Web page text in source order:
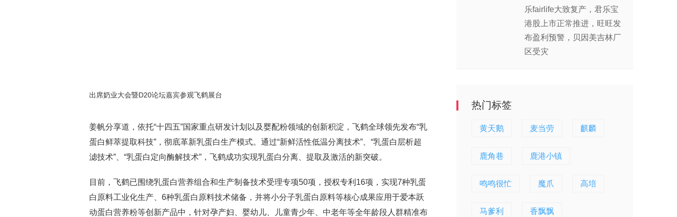
出席奶业大会暨D20论坛嘉宾参观飞鹤展台
姜帆分享道，依托“十四五”国家重点研发计划以及婴配粉领域的创新积淀，飞鹤全球领先发布“乳
蛋白鲜萃提取科技”，彻底革新乳蛋白生产模式。通过“新鲜活性低温分离技术”、“乳蛋白层析超
滤技术”、“乳蛋白定向酶解技术”，飞鹤成功实现乳蛋白分离、提取及激活的新突破。
目前，飞鹤已围绕乳蛋白营养组合和生产制备技术受理专项50项，授权专利16项，实现7种乳蛋
白原料工业化生产、6种乳蛋白原料技术储备，并将小分子乳蛋白原料等核心成果应用于爱本跃
动蛋白营养粉等创新产品中，针对孕产妇、婴幼儿、儿童青少年、中老年等全年龄段人群精准布
乐fairlife大致复产，君乐宝
港股上市正常推进，旺旺发
布盈利预警，贝因美吉林厂
区受灾
热门标签
黄天鹅 麦当劳 麒麟
鹿角巷 鹿港小镇
鸣鸣很忙 魔爪 高培
马爹利 香飘飘